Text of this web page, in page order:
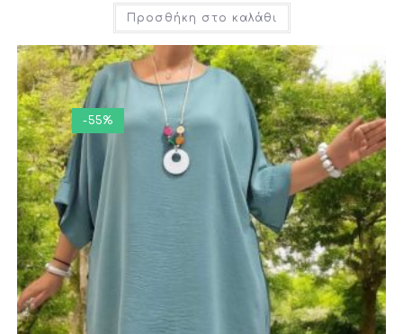
Προσθήκη στο καλάθι
-55%